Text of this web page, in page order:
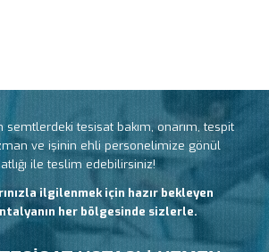
tesisat bakım, onarım, tespit
ve işinin ehli personelimize gönül
ile teslim edebilirsiniz!
ilgilenmek için hazır bekleyen
her bölgesinde sizlerle.